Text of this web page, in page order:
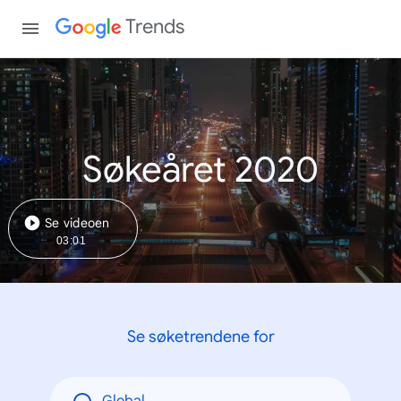
Trends
Søkeåret 2020
Se videoen
03:01
Se søketrendene for